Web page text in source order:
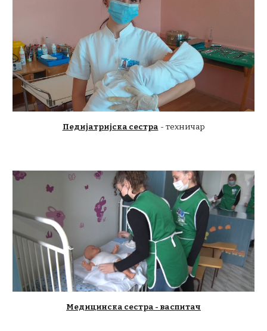
Педијатријска сестра - техничар
Медицинска сестра - васпитач